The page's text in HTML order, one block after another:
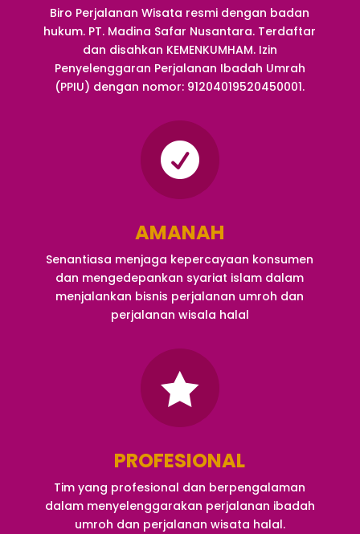
Biro Perjalanan Wisata resmi dengan badan
hukum. PT. Madina Safar Nusantara. Terdaftar
dan disahkan KEMENKUMHAM. Izin
Penyelenggaran Perjalanan Ibadah Umrah
(PPIU) dengan nomor: 91204019520450001.

AMANAH
Senantiasa menjaga kepercayaan konsumen
dan mengedepankan syariat islam dalam
menjalankan bisnis perjalanan umroh dan
perjalanan wisala halal

PROFESIONAL
Tim yang profesional dan berpengalaman
dalam menyelenggarakan perjalanan ibadah
umroh dan perjalanan wisata halal.